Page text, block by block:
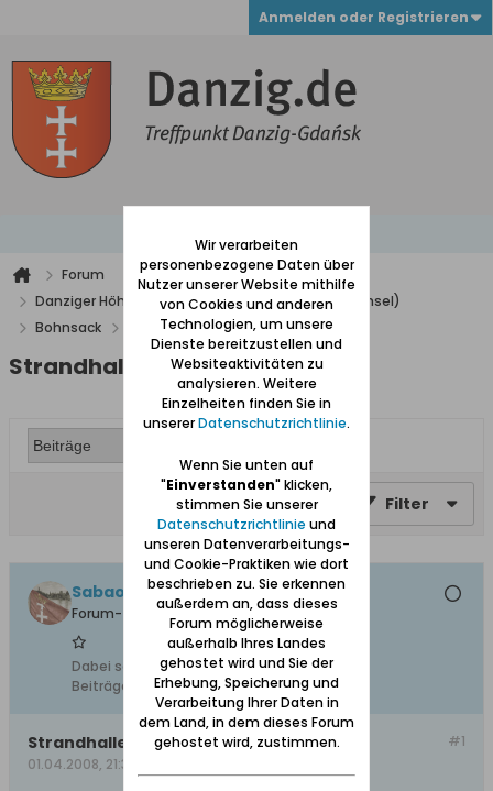
Anmelden oder Registrieren
Forum
Danziger Höhe und Niederung (westlich der Weichsel)
Bohnsack
Strandhalle in Bohnsack
Strandhalle in Bohnsack
Filter
Sabaoth
Forum-Teilnehmer
Dabei seit:
11.02.2008
Beiträge:
#1
Strandhalle in Bohnsack
01.04.2008, 21:36
Wir verarbeiten
personenbezogene Daten über
Nutzer unserer Website mithilfe
von Cookies und anderen
Technologien, um unsere
Dienste bereitzustellen und
Websiteaktivitäten zu
analysieren. Weitere
Einzelheiten finden Sie in
unsererDatenschutzrichtlinie.
Wenn Sie unten auf
"Einverstanden" klicken,
stimmen Sie unserer
Datenschutzrichtlinie und
unseren Datenverarbeitungs-
und Cookie-Praktiken wie dort
beschrieben zu. Sie erkennen
außerdem an, dass dieses
Forum möglicherweise
außerhalb Ihres Landes
gehostet wird und Sie der
Erhebung, Speicherung und
Verarbeitung Ihrer Daten in
dem Land, in dem dieses Forum
gehostet wird, zustimmen.